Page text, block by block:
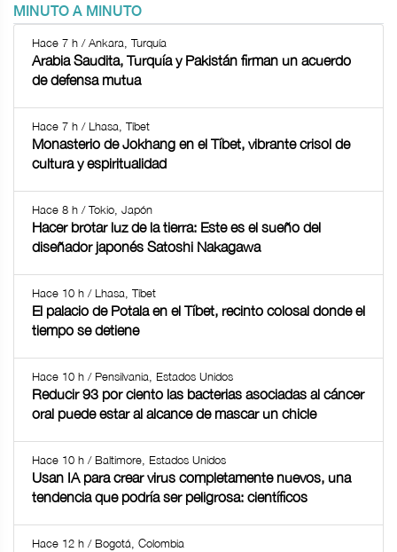
MINUTO A MINUTO
Hace 7 h / Ankara, Turquía
Arabia Saudita, Turquía y Pakistán firman un acuerdo
de defensa mutua
Hace 7 h / Lhasa, Tíbet
Monasterio de Jokhang en el Tíbet, vibrante crisol de
cultura y espiritualidad
Hace 8 h / Tokio, Japón
Hacer brotar luz de la tierra: Este es el sueño del
diseñador japonés Satoshi Nakagawa
Hace 10 h / Lhasa, Tíbet
El palacio de Potala en el Tíbet, recinto colosal donde el
tiempo se detiene
Hace 10 h / Pensilvania, Estados Unidos
Reducir 93 por ciento las bacterias asociadas al cáncer
oral puede estar al alcance de mascar un chicle
Hace 10 h / Baltimore, Estados Unidos
Usan IA para crear virus completamente nuevos, una
tendencia que podría ser peligrosa: científicos
Hace 12 h / Bogotá, Colombia